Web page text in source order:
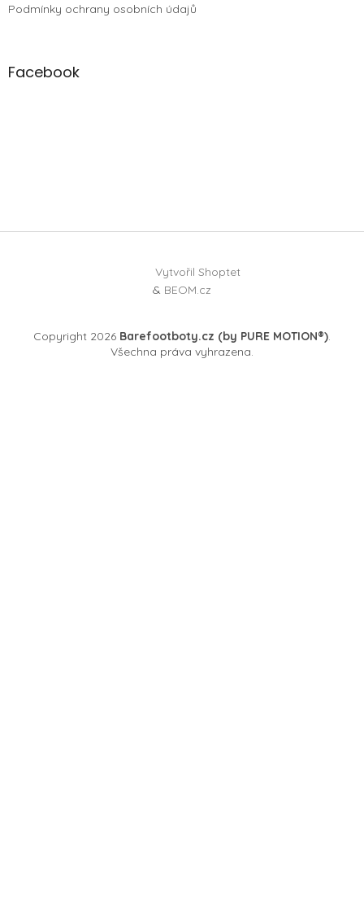
Podmínky ochrany osobních údajů
Facebook
Vytvořil Shoptet
& BEOM.cz
Copyright 2026 Barefootboty.cz (by PURE MOTION®).
Všechna práva vyhrazena.